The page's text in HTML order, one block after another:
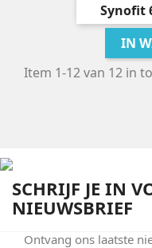
Synofit
IN
Item 1-12 van 12 in
SCHRIJF JE IN
NIEUWSBRIEF
Ontvang ons laatste